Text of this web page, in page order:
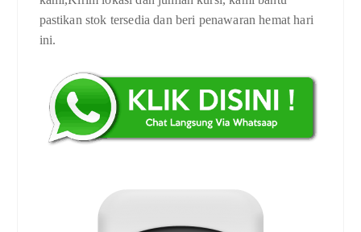
pastikan stok tersedia dan beri penawaran hemat hari
ini.